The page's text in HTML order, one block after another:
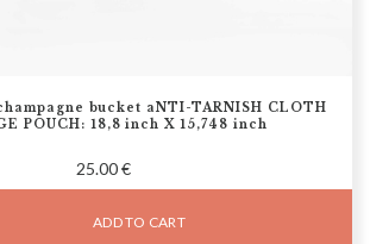
bucket aNTI-TARNISH CLOTH
POUCH: 18,8 inch X 15,748 inch
25.00 €
ADD TO CART